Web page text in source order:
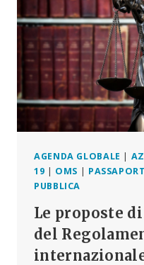
PER
I
AGENDA GLOBALE |
19 | OMS |
PUBBLICA
Le proposte
del